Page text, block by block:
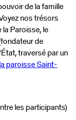
de la famille
nos trésors
Paroisse, le
de
traversé par un
paroisse Saint-
les participants)